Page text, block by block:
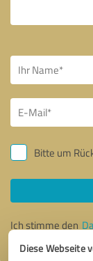
Diese Webseite
Bitte um
Ich stimme den